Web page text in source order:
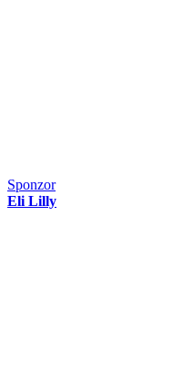
Sponzor
Eli Lilly